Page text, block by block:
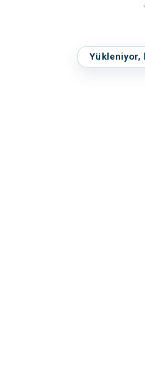
Yükleniyor,